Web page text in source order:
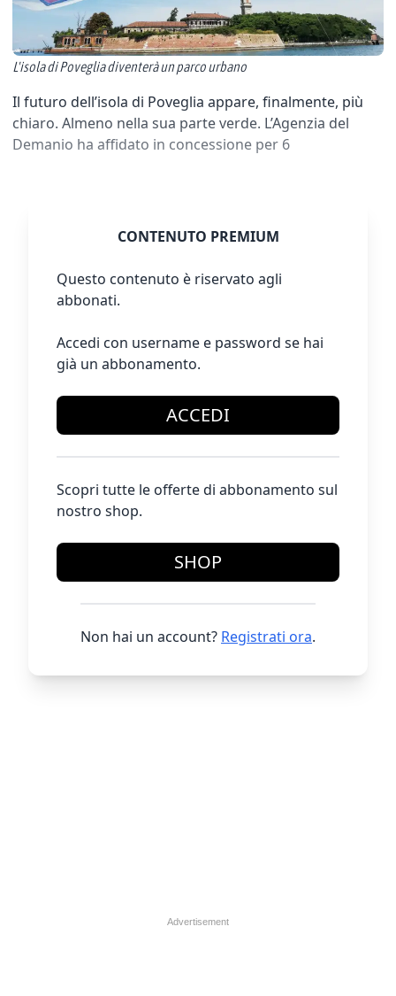
L'isola di Poveglia diventerà un parco urbano
Il futuro dell’isola di Poveglia appare, finalmente, più
chiaro. Almeno nella sua parte verde. L’Agenzia del
Demanio ha affidato in concessione per 6
CONTENUTO PREMIUM
Questo contenuto è riservato agli
abbonati.
Accedi con username e password se hai
già un abbonamento.
ACCEDI
Scopri tutte le offerte di abbonamento sul
nostro shop.
SHOP
Non hai un account? Registrati ora.